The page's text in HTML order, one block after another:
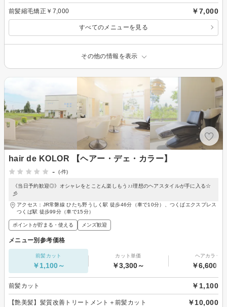
前髪縮毛矯正￥7,000 ￥7,000
すべてのメニューを見る
その他の情報を表示
hair de KOLOR 【ヘアー・デェ・カラー】
-
(-件)
《当日予約歓迎◎》オシャレをとことん楽しもう♪♪理想のヘアスタイルが手に入る☆
彡
アクセス：JR常磐線 ひたち野うしく駅 徒歩46分（車で10分）、つくばエクスプレス
つくば駅 徒歩99分（車で15分）
ポイントが貯まる・使える メンズ歓迎
メニュー別参考価格
前髪カット
￥1,100～
カット単価
￥3,300～
ヘアカラー
￥6,600～
前髪カット ￥1,100
【艶美髪】髪質改善トリートメント＋前髪カット ￥10,000